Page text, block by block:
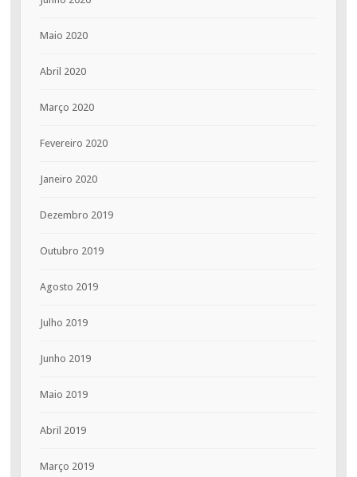
Maio 2020
Abril 2020
Março 2020
Fevereiro 2020
Janeiro 2020
Dezembro 2019
Outubro 2019
Agosto 2019
Julho 2019
Junho 2019
Maio 2019
Abril 2019
Março 2019